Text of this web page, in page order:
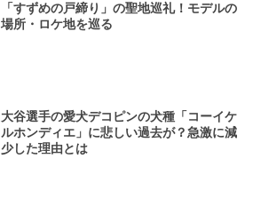
「すずめの戸締り」の聖地巡礼！モデルの
場所・ロケ地を巡る
大谷選手の愛犬デコピンの犬種「コーイケ
ルホンディエ」に悲しい過去が？急激に減
少した理由とは